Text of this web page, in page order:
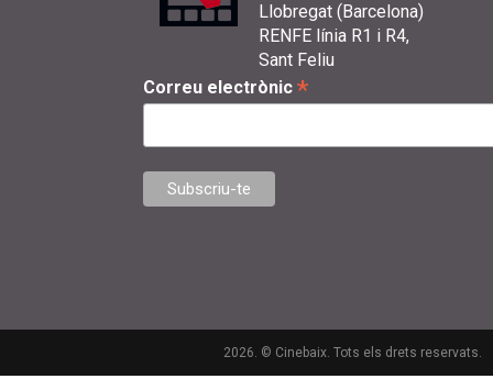
Llobregat (Barcelona)
RENFE línia R1 i R4,
Sant Feliu
Correu electrònic *
2026. © Cinebaix. Tots els drets reservats.